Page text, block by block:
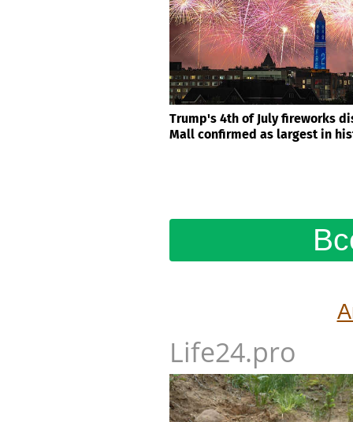
Trump's 4th of July fireworks
Mall confirmed as largest in
Life24.pro